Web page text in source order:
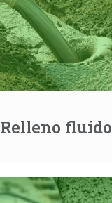
Relleno fluido